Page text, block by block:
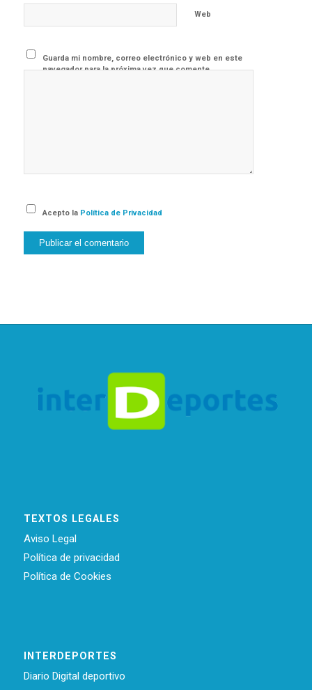
Web
Guarda mi nombre, correo electrónico y web en este
navegador para la próxima vez que comente.
Acepto la Política de Privacidad
TEXTOS LEGALES
Aviso Legal
Política de privacidad
Política de Cookies
INTERDEPORTES
Diario Digital deportivo